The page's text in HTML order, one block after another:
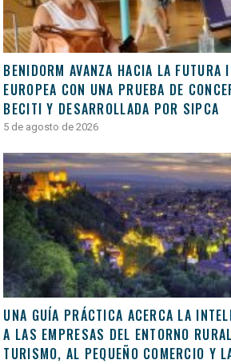
BENIDORM AVANZA HACIA LA FUTURA
EUROPEA CON UNA PRUEBA DE
BECITI Y DESARROLLADA POR SIPCA
5 de agosto de 2026
UNA GUÍA PRÁCTICA ACERCA LA
A LAS EMPRESAS DEL ENTORNO
TURISMO, AL PEQUEÑO COMERCIO Y